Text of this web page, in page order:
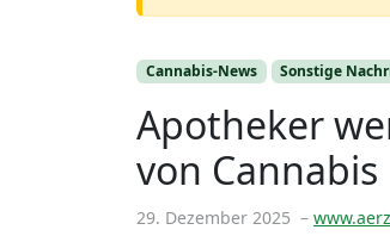
Cannabis-News Sonstige
Apotheker
von Cannabis
29. Dezember 2025 –